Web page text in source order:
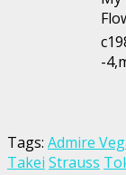
-
Tags: Admire
Takei Strauss